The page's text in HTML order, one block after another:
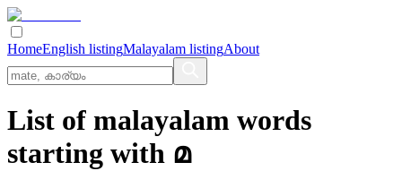
HomeEnglish listingMalayalam listingAbout
List of malayalam words
starting with മ